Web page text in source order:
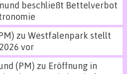
beschließt Bettelverbot
zu Westfalenpark stellt
vor
(PM) zu Eröffnung in